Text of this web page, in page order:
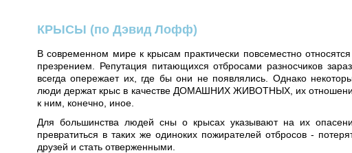
КРЫСЫ (по Дэвид Лофф)
В современном мире к крысам практически повсеместно
презрением. Репутация питающихся отбросами разносчиков
всегда опережает их, где бы они не появлялись. Однако
люди держат крыс в качестве ДОМАШНИХ ЖИВОТНЫХ, их
к ним, конечно, иное.
Для большинства людей сны о крысах указывают на их
превратиться в таких же одиноких пожирателей отбросов -
друзей и стать отверженными.